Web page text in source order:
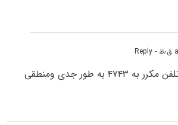
- Reply
سلام دوستان باید با تلفن مکرر به ۴۷۴۳ به طور جدی ومنطقی